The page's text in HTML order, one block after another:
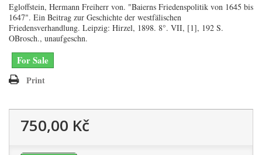
Egloffstein, Hermann Freiherr von. "Baierns Friedenspolitik von 1645 bis
1647". Ein Beitrag zur Geschichte der westfälischen
Friedensverhandlung. Leipzig: Hirzel, 1898. 8°. VII, [1], 192 S.
OBrosch., unaufgeschn.
For Sale
Print
750,00 Kč